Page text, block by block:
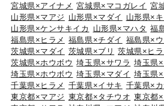
宮城県×アイナメ 宮城県×マコガレイ 宮
山形県×マアジ 山形県×マダイ
山形県×
山形県×ケンサキイカ
山形県×マハタ 福
福島県×ヒラメ 福島県×チダイ 福島県×
茨城県×マダイ 茨城県×ブリ 茨城県×ヒラ
茨城県×ホウボウ 埼玉県×サワラ 埼玉県
埼玉県×ホウボウ 埼玉県×マダイ 埼玉県×
千葉県×ヒラメ 千葉県×イサキ 千葉県×
東京都×マアジ 東京都×タチウオ 東京都